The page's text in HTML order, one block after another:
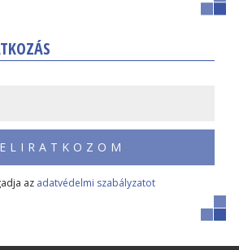
az adatvédelmi szabályzatot